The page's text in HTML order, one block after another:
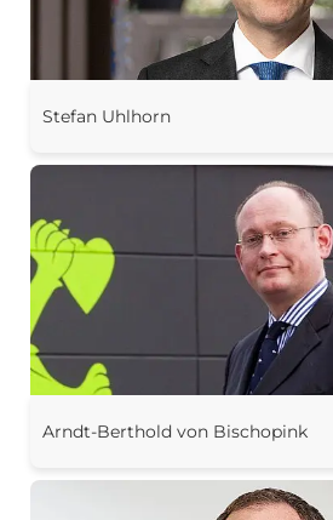
Stefan Uhlhorn
Arndt-Berthold von Bischopink